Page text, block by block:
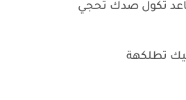
تكول صدك تحجي
تطلكهة